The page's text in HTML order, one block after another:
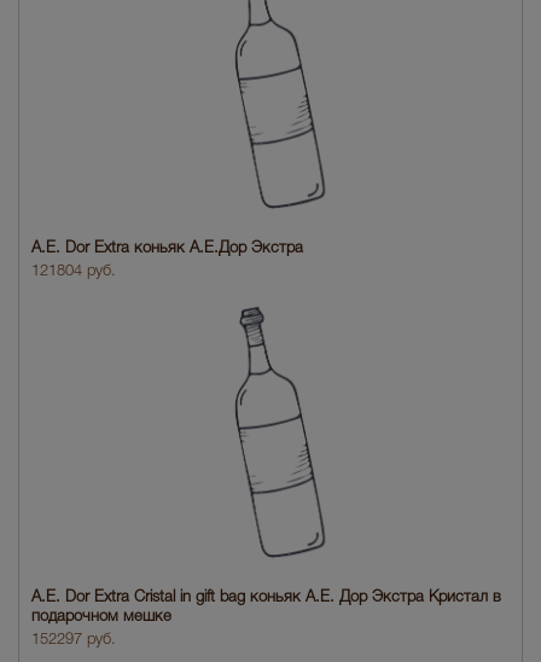
A.E. Dor Extra коньяк A.E.Дор Экстра
121804 руб.
A.E. Dor Extra Cristal in gift bag коньяк А.Е. Дор Экстра Кристал в
подарочном мешке
152297 руб.